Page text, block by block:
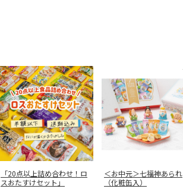
「20点以上詰め合わせ！ロ
スおたすけセット」
＜お中元＞七福神あられ
（化粧缶入）